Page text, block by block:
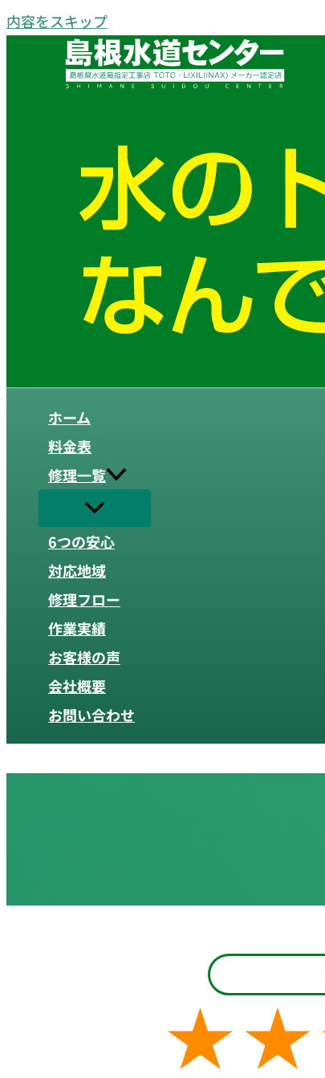
内容をスキップ
ホーム
料金表
修理一覧
6つの安心
対応地域
修理フロー
作業実績
お客様の声
会社概要
お問い合わせ